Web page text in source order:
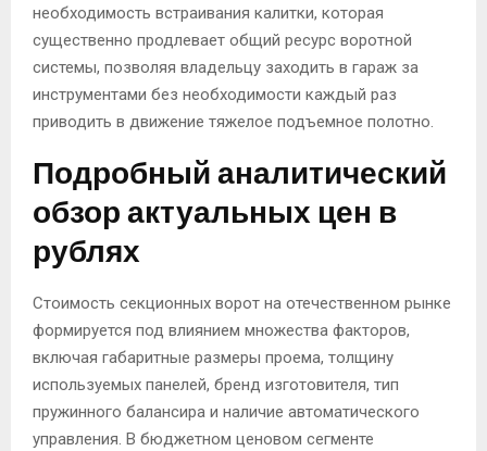
необходимость встраивания калитки, которая
существенно продлевает общий ресурс воротной
системы, позволяя владельцу заходить в гараж за
инструментами без необходимости каждый раз
приводить в движение тяжелое подъемное полотно.
Подробный аналитический
обзор актуальных цен в
рублях
Стоимость секционных ворот на отечественном рынке
формируется под влиянием множества факторов,
включая габаритные размеры проема, толщину
используемых панелей, бренд изготовителя, тип
пружинного балансира и наличие автоматического
управления. В бюджетном ценовом сегменте